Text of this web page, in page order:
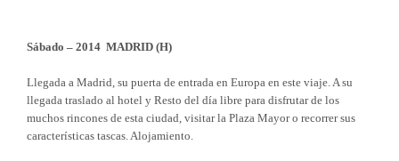
Sábado – 2014 MADRID (H)
Llegada a Madrid, su puerta de entrada en Europa en este viaje. A su
llegada traslado al hotel y Resto del día libre para disfrutar de los
muchos rincones de esta ciudad, visitar la Plaza Mayor o recorrer sus
características tascas. Alojamiento.